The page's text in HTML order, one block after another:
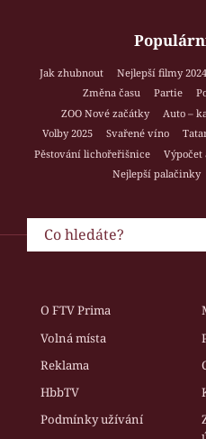
Jak zhubnout Nejlepší filmy 2024
Změna času
Partie
ZOO Nové začátky
Auto –
Volby 2025
Svařené víno
Pěstování lichořeřišnice
Výpočet
Nejlepší palačinky
O FTV Prima
Volná místa
Reklama
HbbTV
Podmínky užívání